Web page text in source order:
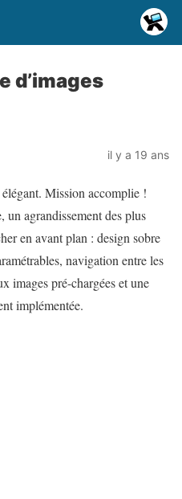
d’images
il y a 19 ans
Mission accomplie !
agrandissement des plus
en avant plan : design sobre
navigation entre les
images pré-chargées et une
implémentée.